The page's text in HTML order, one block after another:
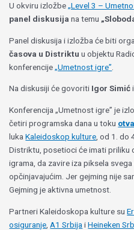
U okviru izložbe„Level 3 –
panel diskusija na temu
Panel diskusija i izložba će biti
časova u Distriktu u objektu
konferencije„Umetnost igre”
Na diskusiji će govoriti Igor Simić
Konferencija „Umetnost igre” je
četiri programska dana u toku
lukaKaleidoskop kulture , od 1.
Distriktu, posetioci će imati priliku
igrama, da zavire iza piksela
opčinjavajućim. Jer gejming nije
Gejming je aktivna umetnost.
Partneri Kaleidoskopa kulture su
osiguranje A1 Srbija iHeineken